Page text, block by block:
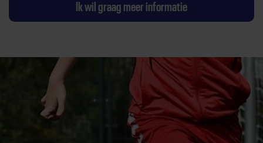
Ik wil graag meer informatie